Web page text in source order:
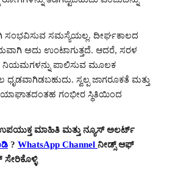
ಸಂಭವಿಸುವ ಸಮಸ್ಯೆಯಲ್ಲ. ದೀರ್ಘಕಾಲದ
ಅದು ಉಂಟಾಗುತ್ತದೆ. ಆದರೆ, ಸರಳ
ನಿಯಮಗಳನ್ನು ಪಾಲಿಸುವ ಮೂಲಕ
ಸ್ವಲ್ಪ ಜಾಗರೂಕತೆ ಮತ್ತು
ಗಂಭೀರ ಸ್ಥಿತಿಯಿಂದ
ಮಾಹಿತಿ ಮತ್ತು ನ್ಯೂಸ್ ಅಲರ್ಟ್
? WhatsApp Channel ನೀಡ್ಸ್ ಆಫ್